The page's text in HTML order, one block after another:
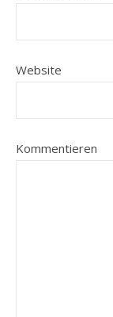
Website
Kommentieren